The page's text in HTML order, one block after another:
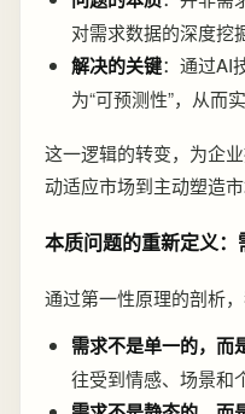
对需求数据的深度挖
解决的关键：通过AI
为“可预测性”，从而
这一逻辑的转变，为企
动适应市场到主动塑造市
本质问题的重新定义：
通过第一性原理的剖析
需求不是单一的，而
往受到情感、场景和